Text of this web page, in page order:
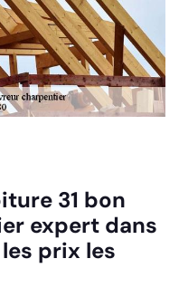
31 bon
expert dans
prix les